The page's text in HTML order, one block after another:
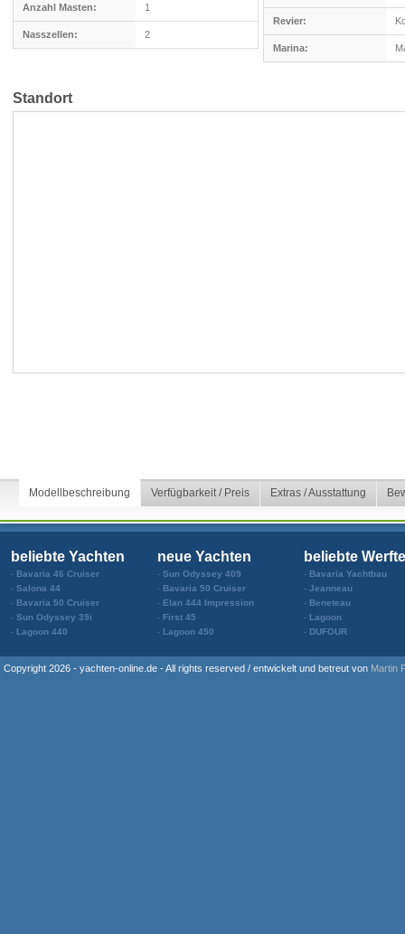
Anzahl Masten: 1
Nasszellen: 2
Revier:
Marina:
Standort
Modellbeschreibung Verfügbarkeit / Preis Extras / Ausstattung
beliebte Yachten
Bavaria 46 Cruiser
Salona 44
Bavaria 50 Cruiser
Sun Odyssey 39i
Lagoon 440
neue Yachten
Sun Odyssey 409
Bavaria 50 Cruiser
Elan 444 Impression
First 45
Lagoon 450
beliebte
Bavaria Yachtbau
Jeanneau
Beneteau
Lagoon
DUFOUR
Copyright 2026 - yachten-online.de - All rights reserved / entwickelt und betreut von Martin